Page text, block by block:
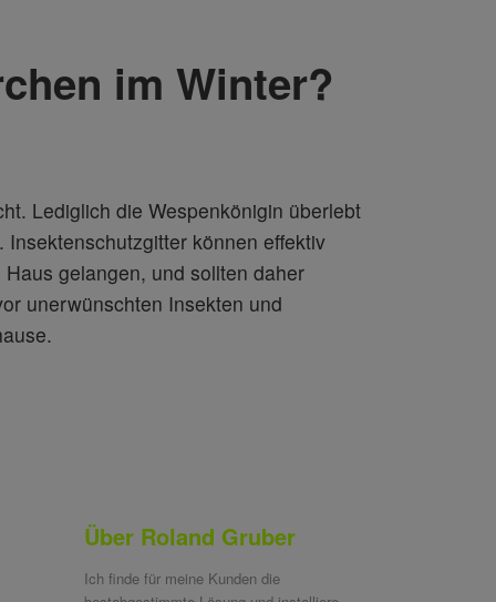
im Winter?
Lediglich die Wespenkönigin überlebt
können effektiv
gelangen, und sollten daher
unerwünschten Insekten und
Über Roland Gruber
Ich finde für meine Kunden die